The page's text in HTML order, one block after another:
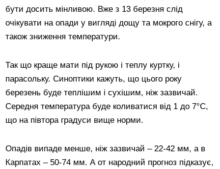
бути досить мінливою. Вже з 13 березня слід
очікувати на опади у вигляді дощу та мокрого снігу, а
також зниження температури.
Так що краще мати під рукою і теплу куртку, і
парасольку. Синоптики кажуть, що цього року
березень буде теплішим і сухішим, ніж зазвичай.
Середня температура буде коливатися від 1 до 7°C,
що на півтора градуси вище норми.
Опадів випаде менше, ніж зазвичай – 22-42 мм, а в
Карпатах – 50-74 мм. А от народний прогноз підказує,